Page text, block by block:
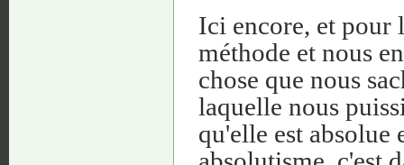
Ici encore, et pour
méthode et nous
chose que nous
laquelle nous
qu'elle est absolue